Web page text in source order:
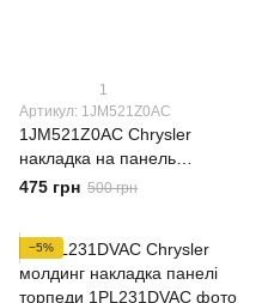
1
Артикул: 1JM521Z0AC
1JM521Z0AC Chrysler
накладка на панель
селектора
475 грн 500 грн
−5%